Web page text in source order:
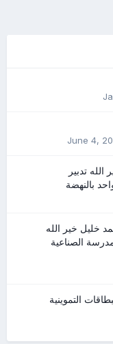
June 4,
تدبير
بالنهضة
خليل خير الله
الصناعية
التموينية